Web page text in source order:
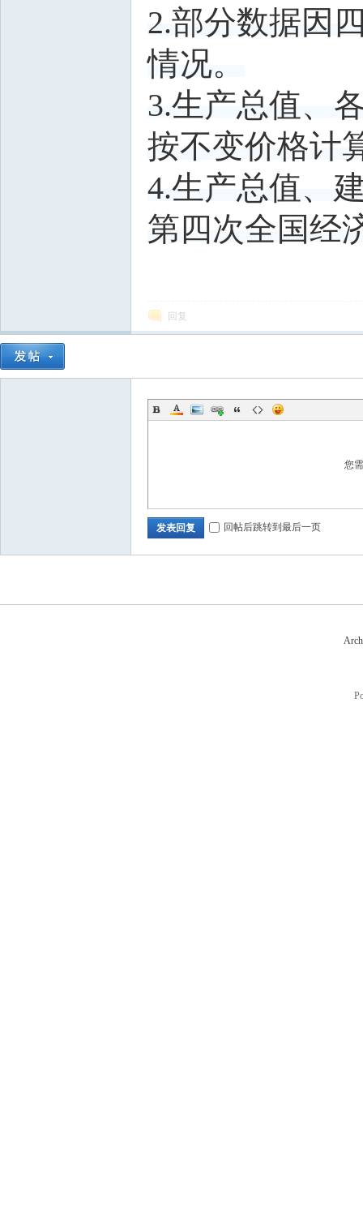
2.部分数据因
情况。
3.生产总值、
按不变价格计
4.生产总值、
第四次全国经
回复
您
发表回复 回帖后跳转到最后一页